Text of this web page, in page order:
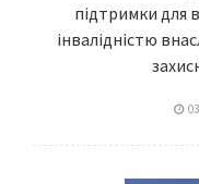
підтримки для
інвалідністю